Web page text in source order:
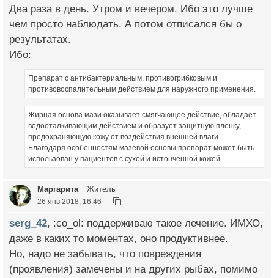
Два раза в день. Утром и вечером. Ибо это лучше
чем просто наблюдать. А потом отписался бы о
результатах.
Ибо:
Препарат с антибактериальным, противогрибковым и
противовоспалительным действием для наружного применения.
Жирная основа мази оказывает смягчающее действие, обладает
водооталкивающим действием и образует защитную пленку,
предохраняющую кожу от воздействия внешней влаги.
Благодаря особенностям мазевой основы препарат может быть
использован у пациентов с сухой и истонченной кожей.
Маргарита Житель
26 янв 2018, 16:46
serg_42, :co_ol: поддерживаю такое лечение. ИМХО,
даже в каких то моментах, оно продуктивнее.
Но, надо не забывать, что повреждения
(проявления) замечены и на других рыбах, помимо